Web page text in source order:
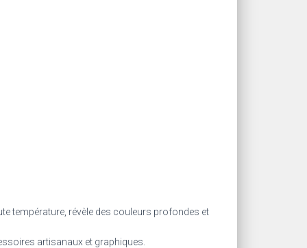
température, révèle des couleurs profondes et
artisanaux et graphiques.